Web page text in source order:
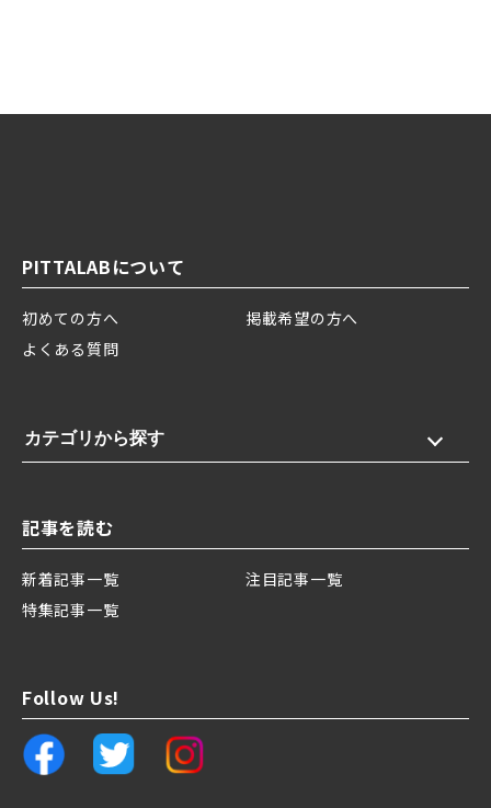
PITTALABについて
初めての方へ
掲載希望の方へ
よくある質問
カテゴリから探す
記事を読む
新着記事一覧
注目記事一覧
特集記事一覧
Follow Us!